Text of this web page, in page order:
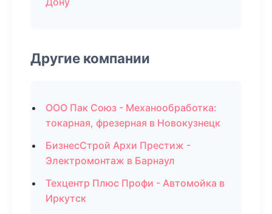
Другие компании
ООО Пак Союз - Механообработка:
токарная, фрезерная в Новокузнецк
БизнесСтрой Архи Престиж -
Электромонтаж в Барнаул
Техцентр Плюс Профи - Автомойка в
Иркутск